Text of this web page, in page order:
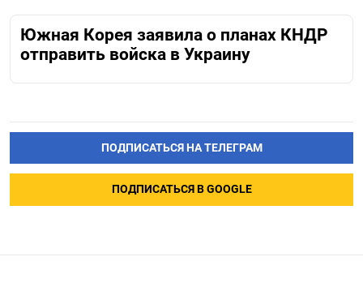
Южная Корея заявила о планах КНДР
отправить войска в Украину
ПОДПИСАТЬСЯ НА ТЕЛЕГРАМ
ПОДПИСАТЬСЯ В GOOGLE